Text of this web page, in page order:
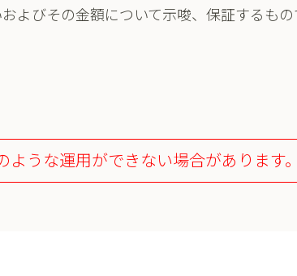
びその金額について示唆、保証するもの
うな運用ができない場合があります。